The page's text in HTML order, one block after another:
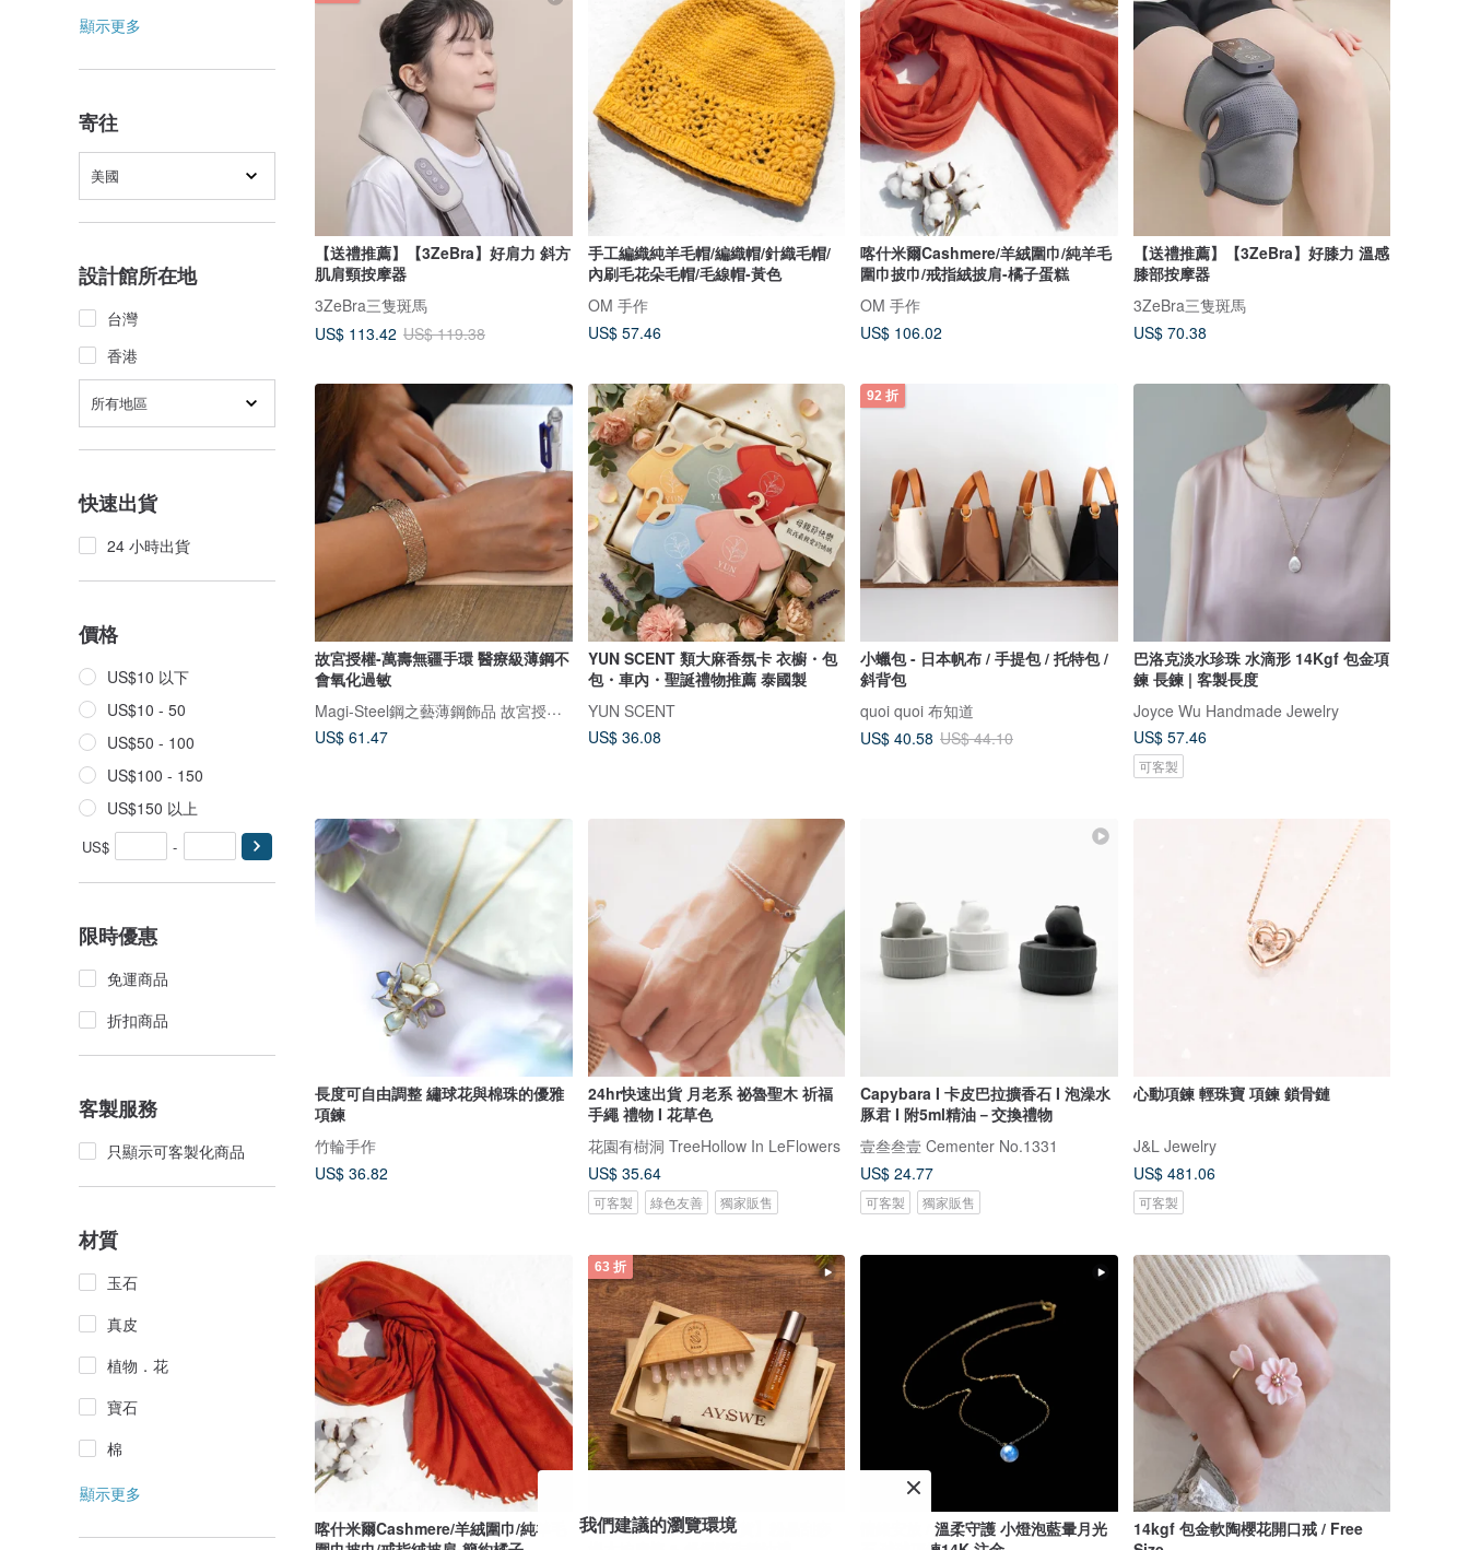
顯示更多
寄往
美國
設計館所在地
台灣
香港
所有地區
快速出貨
24 小時出貨
價格
US$10 以下
US$10 - 50
US$50 - 100
US$100 - 150
US$150 以上
US$ -
限時優惠
免運商品
折扣商品
客製服務
只顯示可客製化商品
材質
玉石
真皮
植物．花
寶石
棉
顯示更多
【送禮推薦】【3ZeBra】好肩力 斜方
肌肩頸按摩器
3ZeBra三隻斑馬
US$ 113.42 US$ 119.38
手工編織純羊毛帽/編織帽/針織毛帽/
內刷毛花朵毛帽/毛線帽-黃色
OM 手作
US$ 57.46
喀什米爾Cashmere/羊絨圍巾/純羊毛
圍巾披巾/戒指絨披肩-橘子蛋糕
OM 手作
US$ 106.02
【送禮推薦】【3ZeBra】好膝力 溫感
膝部按摩器
3ZeBra三隻斑馬
US$ 70.38
故宮授權-萬壽無疆手環 醫療級薄鋼不
會氧化過敏
Magi-Steel鋼之藝薄鋼飾品 故宮授權聯名商品 台灣設計製造
US$ 61.47
YUN SCENT 類大麻香氛卡 衣櫥・包
包・車內・聖誕禮物推薦 泰國製
YUN SCENT
US$ 36.08
92 折
小蠟包 - 日本帆布 / 手提包 / 托特包 /
斜背包
quoi quoi 布知道
US$ 40.58 US$ 44.10
巴洛克淡水珍珠 水滴形 14Kgf 包金項
鍊 長鍊 | 客製長度
Joyce Wu Handmade Jewelry
US$ 57.46
可客製
長度可自由調整 繡球花與棉珠的優雅
項鍊
竹輪手作
US$ 36.82
24hr快速出貨 月老系 祕魯聖木 祈福
手繩 禮物 I 花草色
花園有樹洞 TreeHollow In LeFlowers
US$ 35.64
可客製 綠色友善 獨家販售
Capybara I 卡皮巴拉擴香石 I 泡澡水
豚君 I 附5ml精油－交換禮物
壹叁叁壹 Cementer No.1331
US$ 24.77
可客製 獨家販售
心動項鍊 輕珠寶 項鍊 鎖骨鏈
J&L Jewelry
US$ 481.06
可客製
喀什米爾Cashmere/羊絨圍巾/純羊毛
63 折
【情人節禮盒 l 快速出貨】粉晶刮痧
情緒安放 / 溫柔守護 小燈泡藍暈月光
14kgf 包金軟陶櫻花開口戒 / Free
我們建議的瀏覽環境